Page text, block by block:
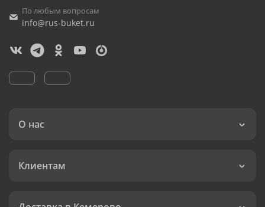
По любым вопросам
info@rus-buket.ru
О нас
Клиентам